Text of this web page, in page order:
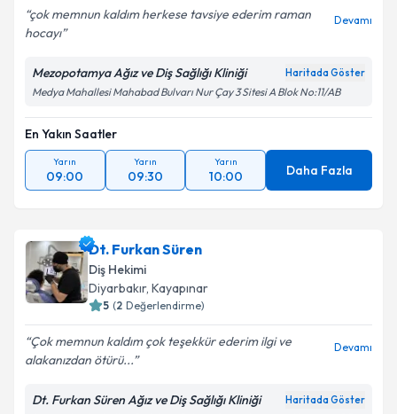
çok memnun kaldım herkese tavsiye ederim raman
hocayı
Devamı
Mezopotamya Ağız ve Diş Sağlığı Kliniği Haritada Göster
Medya Mahallesi Mahabad Bulvarı Nur Çay 3 Sitesi A Blok No:11/AB
En Yakın Saatler
Yarın
09:00
Yarın
09:30
Yarın
10:00 Daha Fazla
Dt. Furkan Süren
Diş Hekimi
Diyarbakır, Kayapınar
5 (2 Değerlendirme)
Çok memnun kaldım çok teşekkür ederim ilgi ve
alakanızdan ötürü...
Devamı
Dt. Furkan Süren Ağız ve Diş Sağlığı Kliniği Haritada Göster